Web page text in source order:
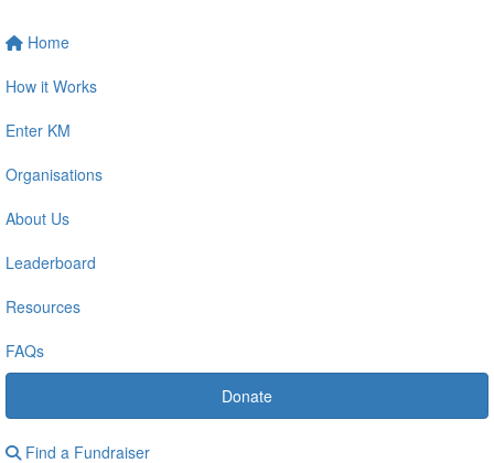
Home
How it Works
Enter KM
Organisations
About Us
Leaderboard
Resources
FAQs
Donate
Find a Fundraiser